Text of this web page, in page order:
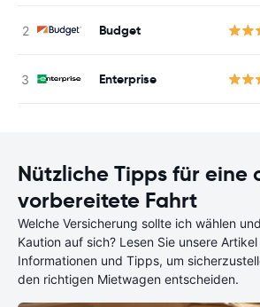
Budget
Enterprise
Nützliche Tipps für eine
vorbereitete Fahrt
Welche Versicherung sollte ich wählen
Kaution auf sich? Lesen Sie unsere
Informationen und Tipps, um
den richtigen Mietwagen entscheiden.